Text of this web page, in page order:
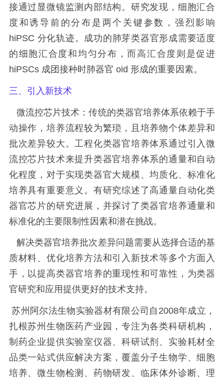
接通过显微镜监测内部结构。研究发现，细胞汇合
度和诱导前的分布是两个关键参数，强烈影响
hiPSC 分化轨迹。成功的肺芽类器官形成需要适度
的细胞汇合度和均匀分布，而高汇合度则是促进
hiPSCs 成团接种时肺器官 oid 形成的重要因素。
三、引入新技术
微流控芯片技术：传统的类器官培养体系依赖于手
动操作，培养流程较为繁琐，且培养物个体差异和
批次差异较大。工程化类器官培养体系通过引入微
流控芯片技术来提升类器官培养体系的通量和自动
化程度，对于实现类器官大规模、均质化、标准化
培养具有重要意义。有研究综述了高通量自动化类
器官芯片的研究进展，并探讨了类器官培养通量和
标准化的主要限制性因素和潜在挑战。
解决类器官培养批次差异问题需要从选择合适的基
质材料、优化培养方法和引入新技术等多个方面入
手，以提高类器官培养的重现性和可靠性，为类器
官研究和应用提供更好的技术支持。
苏州阿尔法生物实验器材有限公司自2008年成立，
扎根苏州生物医药产业园，专注为各类科研机构，
制药企业提供实验室仪器、科研试剂、实验耗材全
品类一站式供应解决方案，覆盖分子生物学、细胞
培养、微生物检测、药物研发、临床体外诊断、理